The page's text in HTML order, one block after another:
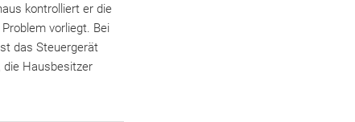
kontrolliert er die
vorliegt. Bei
das Steuergerät
die Hausbesitzer